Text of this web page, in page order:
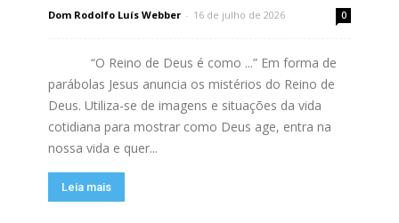
Dom Rodolfo Luís Webber - 16 de julho de 2026 0
“O Reino de Deus é como ...” Em forma de
parábolas Jesus anuncia os mistérios do Reino de
Deus. Utiliza-se de imagens e situações da vida
cotidiana para mostrar como Deus age, entra na
nossa vida e quer...
Leia mais